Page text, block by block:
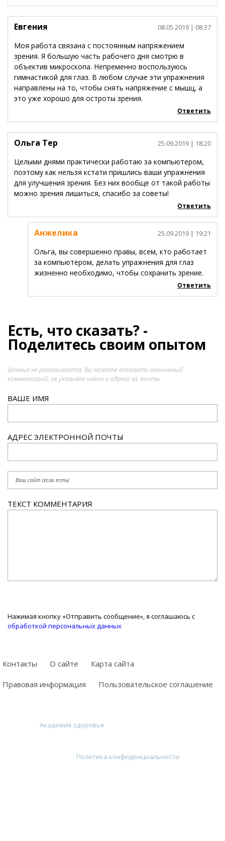
Евгения 08.05.2019 | 08:37
Моя работа связана с постоянным напряжением
зрения. Я большую часть рабочего дня смотрю в
объектив микроскопа. Непременно воспользуюсь
гимнастикой для глаз. В любом случае эти упражнения
направлены на то, чтобы снять напряжение с мышц, а
это уже хорошо для остроты зрения.
Ответить
Ольга Тер 25.09.2019 | 18:20
Целыми днями практически работаю за компьютером,
поэтому как нельзя кстати пришлись ваши упражнения
для улучшения зрения. Без них вообще от такой работы
можно зрения лишиться, спасибо за советы!
Ответить
Анжелика 25.09.2019 | 19:21
Ольга, вы совершенно правы, всем, кто работает
за компьютером, делать упражнения для глаз
жизненно необходимо, чтобы сохранить зрение.
Ответить
Есть, что сказать? -
Поделитесь своим опытом
Данные не разглашаются. Вы можете оставить анонимный
комментарий, не указывая имени и адреса эл. почты
ВАШЕ ИМЯ
АДРЕС ЭЛЕКТРОННОЙ ПОЧТЫ
ТЕКСТ КОММЕНТАРИЯ
Нажимая кнопку «Отправить сообщение», я соглашаюсь с
обработкой персональных данных
Контакты О сайте Карта сайта
Правовая информация Пользовательское соглашение
Академия здоровья
Политика конфиденциальности